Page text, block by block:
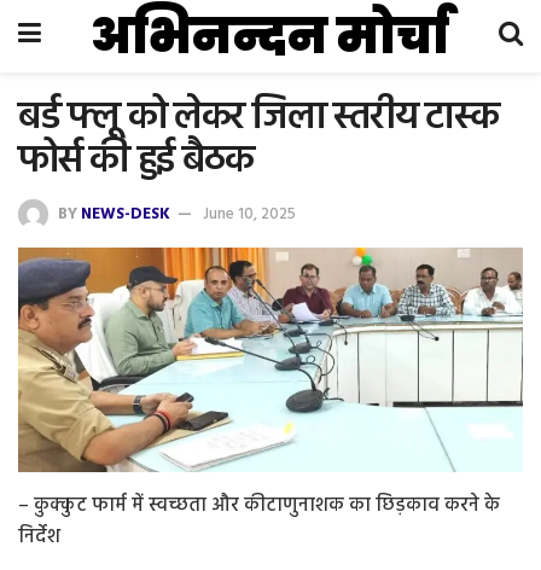
अभिनन्दन मोर्चा
बर्ड फ्लू को लेकर जिला स्तरीय टास्क
फोर्स की हुई बैठक
BYNEWS-DESK June 10, 2025
– कुक्कुट फार्म में स्वच्छता और कीटाणुनाशक का छिड़काव करने के
निर्देश